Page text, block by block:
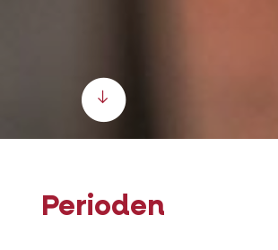
Perioden